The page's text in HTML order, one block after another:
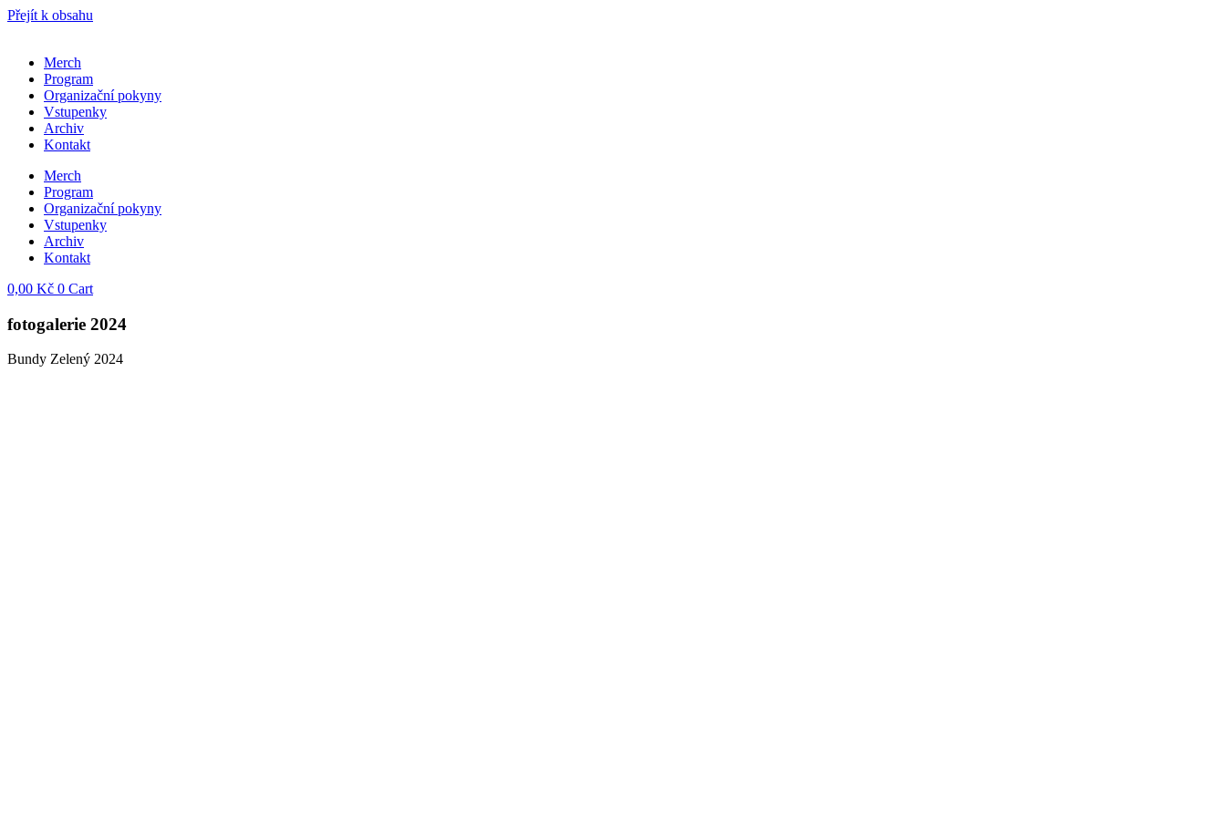
Přejít k obsahu
Merch
Program
Organizační pokyny
Vstupenky
Archiv
Kontakt
Merch
Program
Organizační pokyny
Vstupenky
Archiv
Kontakt
0,00 Kč 0 Cart
fotogalerie 2024
Bundy Zelený 2024